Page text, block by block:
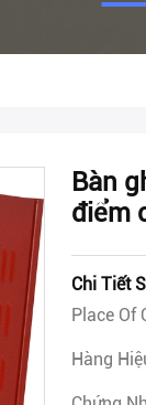
Bàn
điểm
Chi Tiết
Place Of
Hàng